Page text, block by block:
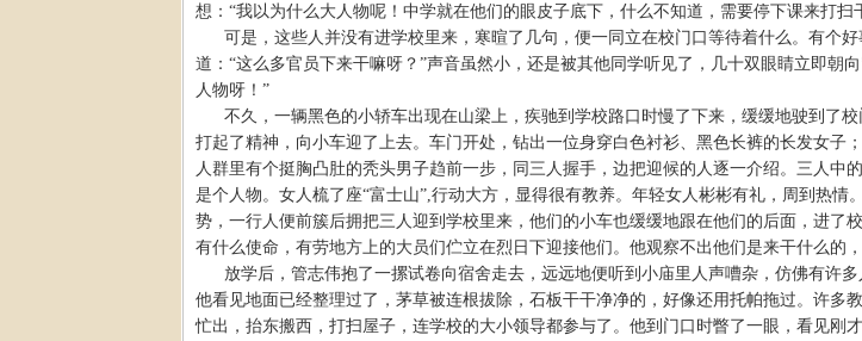
想：“我以为什么大人物呢！中学就在他们的眼皮子底下，什么不知道，需要停下课来打扫
可是，这些人并没有进学校里来，寒暄了几句，便一同立在校门口等待着什么。有个
道：“这么多官员下来干嘛呀？”声音虽然小，还是被其他同学听见了，几十双眼睛立即朝
人物呀！”
不久，一辆黑色的小轿车出现在山梁上，疾驰到学校路口时慢了下来，缓缓地驶到了
打起了精神，向小车迎了上去。车门开处，钻出一位身穿白色衬衫、黑色长裤的长发女子
人群里有个挺胸凸肚的秃头男子趋前一步，同三人握手，边把迎候的人逐一介绍。三人中
是个人物。女人梳了座“富士山”,行动大方，显得很有教养。年轻女人彬彬有礼，周到热情
势，一行人便前簇后拥把三人迎到学校里来，他们的小车也缓缓地跟在他们的后面，进了
有什么使命，有劳地方上的大员们伫立在烈日下迎接他们。他观察不出他们是来干什么的
放学后，管志伟抱了一摞试卷向宿舍走去，远远地便听到小庙里人声嘈杂，仿佛有许多
他看见地面已经整理过了，茅草被连根拔除，石板干干净净的，好像还用托帕拖过。许多
忙出，抬东搬西，打扫屋子，连学校的大小领导都参与了。他到门口时瞥了一眼，看见刚